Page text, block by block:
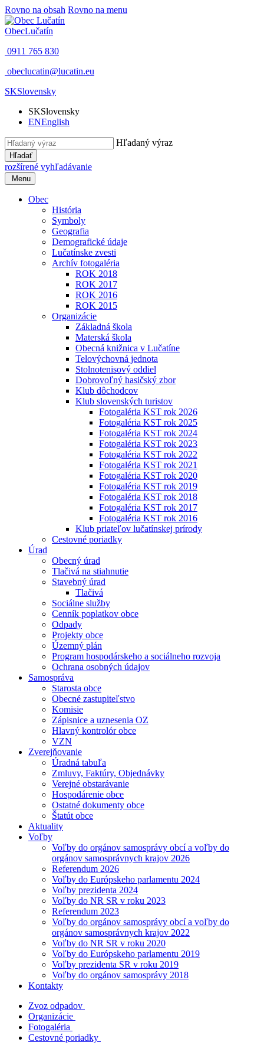
Rovno na obsah Rovno na menu
ObecLučatín
0911 765 830
obeclucatin@lucatin.eu
SKSlovensky
SKSlovensky
ENEnglish
Hľadaný výraz
Hľadať
rozšírené vyhľadávanie
Menu
Obec
História
Symboly
Geografia
Demografické údaje
Lučatínske zvesti
Archív fotogaléria
ROK 2018
ROK 2017
ROK 2016
ROK 2015
Organizácie
Základná škola
Materská škola
Obecná knižnica v Lučatíne
Telovýchovná jednota
Stolnotenisový oddiel
Dobrovoľný hasičský zbor
Klub dôchodcov
Klub slovenských turistov
Fotogaléria KST rok 2026
Fotogaléria KST rok 2025
Fotogaléria KST rok 2024
Fotogaléria KST rok 2023
Fotogaléria KST rok 2022
Fotogaléria KST rok 2021
Fotogaléria KST rok 2020
Fotogaléria KST rok 2019
Fotogaléria KST rok 2018
Fotogaléria KST rok 2017
Fotogaléria KST rok 2016
Klub priateľov lučatínskej prírody
Cestovné poriadky
Úrad
Obecný úrad
Tlačivá na stiahnutie
Stavebný úrad
Tlačivá
Sociálne služby
Cenník poplatkov obce
Odpady
Projekty obce
Územný plán
Program hospodárskeho a sociálneho rozvoja
Ochrana osobných údajov
Samospráva
Starosta obce
Obecné zastupiteľstvo
Komisie
Zápisnice a uznesenia OZ
Hlavný kontrolór obce
VZN
Zverejňovanie
Úradná tabuľa
Zmluvy, Faktúry, Objednávky
Verejné obstarávanie
Hospodárenie obce
Ostatné dokumenty obce
Štatút obce
Aktuality
Voľby
Voľby do orgánov samosprávy obcí a voľby do
orgánov samosprávnych krajov 2026
Referendum 2026
Voľby do Európskeho parlamentu 2024
Voľby prezidenta 2024
Voľby do NR SR v roku 2023
Referendum 2023
Voľby do orgánov samosprávy obcí a voľby do
orgánov samosprávnych krajov 2022
Voľby do NR SR v roku 2020
Voľby do Európskeho parlamentu 2019
Voľby prezidenta SR v roku 2019
Voľby do orgánov samosprávy 2018
Kontakty
Zvoz odpadov
Organizácie
Fotogaléria
Cestovné poriadky